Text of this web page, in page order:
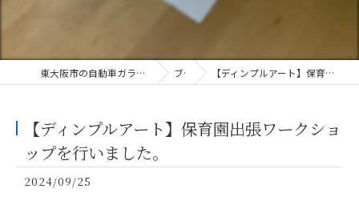
東大阪市の自動車ガラス専門店・株式会社水野ガラス ブログ 【ディンプルアート】保育園出張ワークショップを行いました。
【ディンプルアート】保育園出張ワークショ
ップを行いました。
2024/09/25